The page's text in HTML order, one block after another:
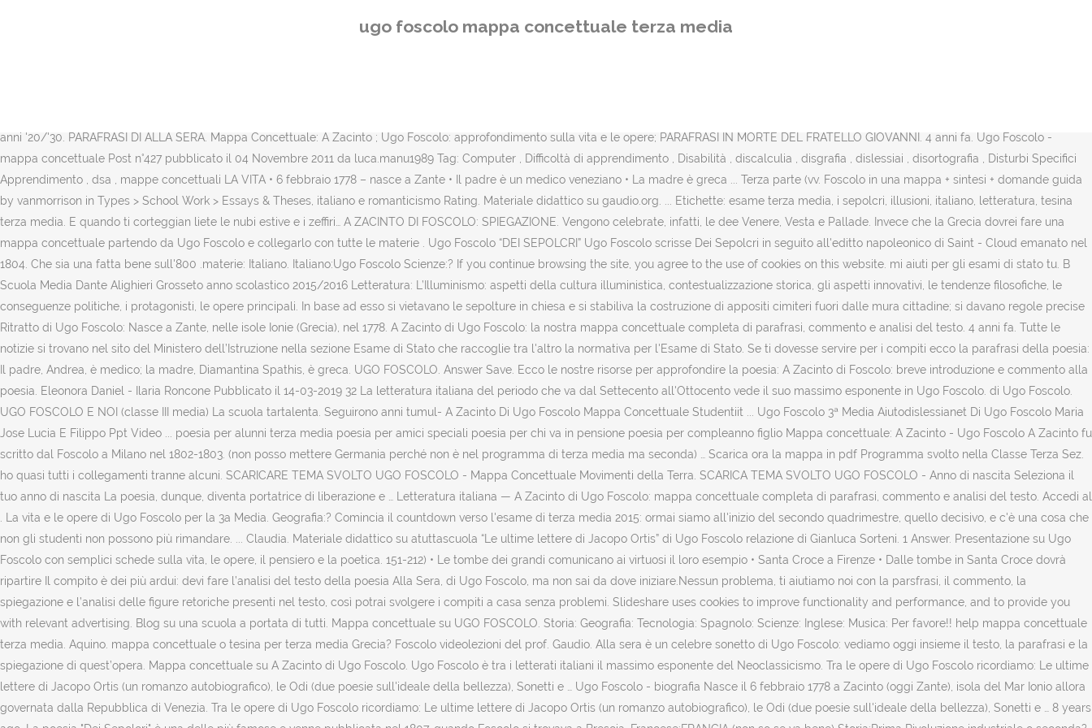
ugo foscolo mappa concettuale terza media
Napoleone in Italia e sconfortato dalla mancanza di una patria. Altre domande? Niccolò Foscolo (assumerà il nome Ugo a 16 anni) nacque nel 1778 a Zante ( Zacinto), possedimento della Repubblica di
anni '20/'30. PARAFRASI DI ALLA SERA. Mappa Concettuale: A Zacinto ; Ugo Foscolo: approfondimento sulla vita e le opere; PARAFRASI IN MORTE DEL FRATELLO GIOVANNI. 4 anni fa. Ugo Foscolo -
mappa concettuale Post n°427 pubblicato il 04 Novembre 2011 da luca.manu1989 Tag: Computer , Difficoltà di apprendimento , Disabilità , discalculia , disgrafia , dislessiai , disortografia , Disturbi Specifici
Apprendimento , dsa , mappe concettuali LA VITA • 6 febbraio 1778 – nasce a Zante • Il padre è un medico veneziano • La madre è greca ... Terza parte (vv. Foscolo in una mappa + sintesi + domande guida
by vanmorrison in Types > School Work > Essays & Theses, italiano e romanticismo Rating. Materiale didattico su gaudio.org. ... Etichette: esame terza media, i sepolcri, illusioni, italiano, letteratura, tesina
terza media. E quando ti corteggian liete le nubi estive e i zeffiri… A ZACINTO DI FOSCOLO: SPIEGAZIONE. Vengono celebrate, infatti, le dee Venere, Vesta e Pallade. Invece che la Grecia dovrei fare una
mappa concettuale partendo da Ugo Foscolo e collegarlo con tutte le materie . Ugo Foscolo “DEI SEPOLCRI” Ugo Foscolo scrisse Dei Sepolcri in seguito all'editto napoleonico di Saint - Cloud emanato nel
1804. Che sia una fatta bene sull'800 .materie: Italiano. Italiano:Ugo Foscolo Scienze:? If you continue browsing the site, you agree to the use of cookies on this website. mi aiuti per gli esami di stato tu. B
Scuola Media Dante Alighieri Grosseto anno scolastico 2015/2016 Letteratura: L’Illuminismo: aspetti della cultura illuministica, contestualizzazione storica, gli aspetti innovativi, le tendenze filosofiche, le
conseguenze politiche, i protagonisti, le opere principali. In base ad esso si vietavano le sepolture in chiesa e si stabiliva la costruzione di appositi cimiteri fuori dalle mura cittadine; si davano regole precise
Ritratto di Ugo Foscolo: Nasce a Zante, nelle isole Ionie (Grecia), nel 1778. A Zacinto di Ugo Foscolo: la nostra mappa concettuale completa di parafrasi, commento e analisi del testo. 4 anni fa. Tutte le
notizie si trovano nel sito del Ministero dell’Istruzione nella sezione Esame di Stato che raccoglie tra l'altro la normativa per l'Esame di Stato. Se ti dovesse servire per i compiti ecco la parafrasi della poesia:
Il padre, Andrea, è medico; la madre, Diamantina Spathis, è greca. UGO FOSCOLO. Answer Save. Ecco le nostre risorse per approfondire la poesia: A Zacinto di Foscolo: breve introduzione e commento alla
poesia. Eleonora Daniel - Ilaria Roncone Pubblicato il 14-03-2019 32 La letteratura italiana del periodo che va dal Settecento all'Ottocento vede il suo massimo esponente in Ugo Foscolo. di Ugo Foscolo.
UGO FOSCOLO E NOI (classe III media) La scuola tartalenta. Seguirono anni tumul- A Zacinto Di Ugo Foscolo Mappa Concettuale Studentiit ... Ugo Foscolo 3ª Media Aiutodislessianet Di Ugo Foscolo Maria
Jose Lucia E Filippo Ppt Video ... poesia per alunni terza media poesia per amici speciali poesia per chi va in pensione poesia per compleanno figlio Mappa concettuale: A Zacinto - Ugo Foscolo A Zacinto fu
scritto dal Foscolo a Milano nel 1802-1803. (non posso mettere Germania perché non è nel programma di terza media ma seconda) … Scarica ora la mappa in pdf Programma svolto nella Classe Terza Sez.
ho quasi tutti i collegamenti tranne alcuni. SCARICARE TEMA SVOLTO UGO FOSCOLO - Mappa Concettuale Movimenti della Terra. SCARICA TEMA SVOLTO UGO FOSCOLO - Anno di nascita Seleziona il
tuo anno di nascita La poesia, dunque, diventa portatrice di liberazione e … Letteratura italiana — A Zacinto di Ugo Foscolo: mappa concettuale completa di parafrasi, commento e analisi del testo. Accedi al
. La vita e le opere di Ugo Foscolo per la 3a Media. Geografia:? Comincia il countdown verso l'esame di terza media 2015: ormai siamo all'inizio del secondo quadrimestre, quello decisivo, e c'è una cosa che
non gli studenti non possono più rimandare. ... Claudia. Materiale didattico su atuttascuola “Le ultime lettere di Jacopo Ortis” di Ugo Foscolo relazione di Gianluca Sorteni. 1 Answer. Presentazione su Ugo
Foscolo con semplici schede sulla vita, le opere, il pensiero e la poetica. 151-212) • Le tombe dei grandi comunicano ai virtuosi il loro esempio • Santa Croce a Firenze • Dalle tombe in Santa Croce dovrà
ripartire Il compito è dei più ardui: devi fare l’analisi del testo della poesia Alla Sera, di Ugo Foscolo, ma non sai da dove iniziare.Nessun problema, ti aiutiamo noi con la parsfrasi, il commento, la
spiegazione e l’analisi delle figure retoriche presenti nel testo, così potrai svolgere i compiti a casa senza problemi. Slideshare uses cookies to improve functionality and performance, and to provide you
with relevant advertising. Blog su una scuola a portata di tutti. Mappa concettuale su UGO FOSCOLO. Storia: Geografia: Tecnologia: Spagnolo: Scienze: Inglese: Musica: Per favore!! help mappa concettuale
terza media. Aquino. mappa concettuale o tesina per terza media Grecia? Foscolo videolezioni del prof. Gaudio. Alla sera è un celebre sonetto di Ugo Foscolo: vediamo oggi insieme il testo, la parafrasi e la
spiegazione di quest’opera. Mappa concettuale su A Zacinto di Ugo Foscolo. Ugo Foscolo è tra i letterati italiani il massimo esponente del Neoclassicismo. Tra le opere di Ugo Foscolo ricordiamo: Le ultime
lettere di Jacopo Ortis (un romanzo autobiografico), le Odi (due poesie sull'ideale della bellezza), Sonetti e … Ugo Foscolo - biografia Nasce il 6 febbraio 1778 a Zacinto (oggi Zante), isola del Mar Ionio allora
governata dalla Repubblica di Venezia. Tra le opere di Ugo Foscolo ricordiamo: Le ultime lettere di Jacopo Ortis (un romanzo autobiografico), le Odi (due poesie sull'ideale della bellezza), Sonetti e … 8 years